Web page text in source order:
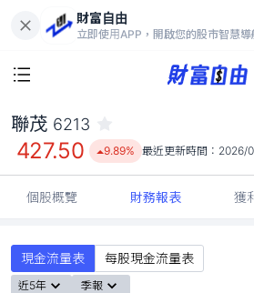
財富自由
立即使用APP，開啟您的股市智慧導
427.50
9.89%
聯茂 6213
427.50 9.89% 最近更新時間： 2026/
個股概覽 財務報表 獲
現金流量表 每股現金流量表
近5年 季報